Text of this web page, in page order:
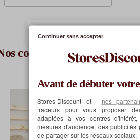
conseils pratiques
> Comment choisir ses
Avant de débuter
Stores-Discount et nos
traceurs pour vous proposer
adaptées à vos centres
mesures d'audience, des publicités
de partager sur les réseaux sociaux.
Continuer sans accepter